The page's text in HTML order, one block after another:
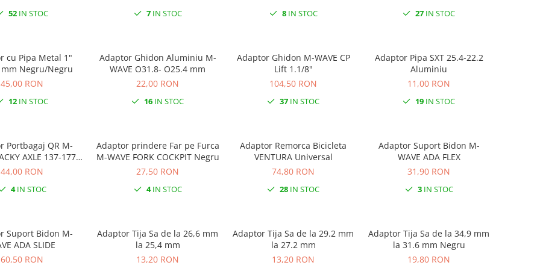
52 IN STOC 7IN STOC 8IN STOC 27 IN STOC
cu Pipa Metal 1"
Negru/Negru
45,00 RON
12 IN STOC
Adaptor Ghidon Aluminiu M-
WAVE O31.8- O25.4 mm
22,00 RON
16 IN STOC
Adaptor Ghidon M-WAVE CP
Lift 1.1/8"
104,50 RON
37 IN STOC
Adaptor Pipa SXT 25.4-22.2
Aluminiu
11,00 RON
19 IN STOC
Portbagaj QR M-
mm
44,00 RON
4IN STOC
Adaptor prindere Far pe Furca
M-WAVE FORK COCKPIT Negru
27,50 RON
4IN STOC
Adaptor Remorca Bicicleta
VENTURA Universal
74,80 RON
28 IN STOC
Adaptor Suport Bidon M-
WAVE ADA FLEX
31,90 RON
3IN STOC
Suport Bidon M-
ADA SLIDE
60,50 RON
Adaptor Tija Sa de la 26,6 mm
la 25,4 mm
13,20 RON
Adaptor Tija Sa de la 29.2 mm
la 27.2 mm
13,20 RON
Adaptor Tija Sa de la 34,9 mm
la 31.6 mm Negru
19,80 RON